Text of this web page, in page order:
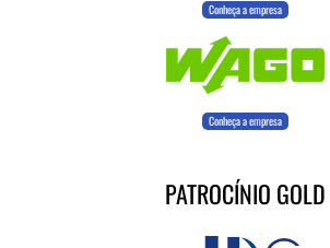
Conheça a empresa
Conheça a empresa
PATROCÍNIO GOLD